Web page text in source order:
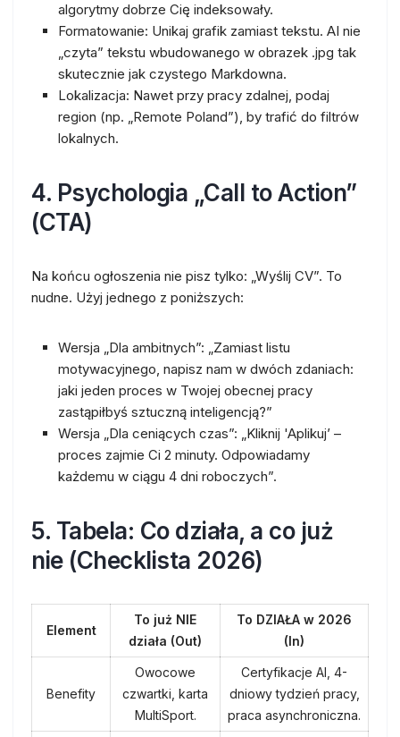
algorytmy dobrze Cię indeksowały.
Formatowanie: Unikaj grafik zamiast tekstu. AI nie
„czyta” tekstu wbudowanego w obrazek .jpg tak
skutecznie jak czystego Markdowna.
Lokalizacja: Nawet przy pracy zdalnej, podaj
region (np. „Remote Poland”), by trafić do filtrów
lokalnych.
4. Psychologia „Call to Action”
(CTA)
Na końcu ogłoszenia nie pisz tylko: „Wyślij CV”. To
nudne. Użyj jednego z poniższych:
Wersja „Dla ambitnych”: „Zamiast listu
motywacyjnego, napisz nam w dwóch zdaniach:
jaki jeden proces w Twojej obecnej pracy
zastąpiłbyś sztuczną inteligencją?”
Wersja „Dla ceniących czas”: „Kliknij 'Aplikuj’ –
proces zajmie Ci 2 minuty. Odpowiadamy
każdemu w ciągu 4 dni roboczych”.
5. Tabela: Co działa, a co już
nie (Checklista 2026)
Element
To już NIE
działa (Out)
To DZIAŁA w 2026
(In)
Benefity
Owocowe
czwartki, karta
MultiSport.
Certyfikacje AI, 4-
dniowy tydzień pracy,
praca asynchroniczna.